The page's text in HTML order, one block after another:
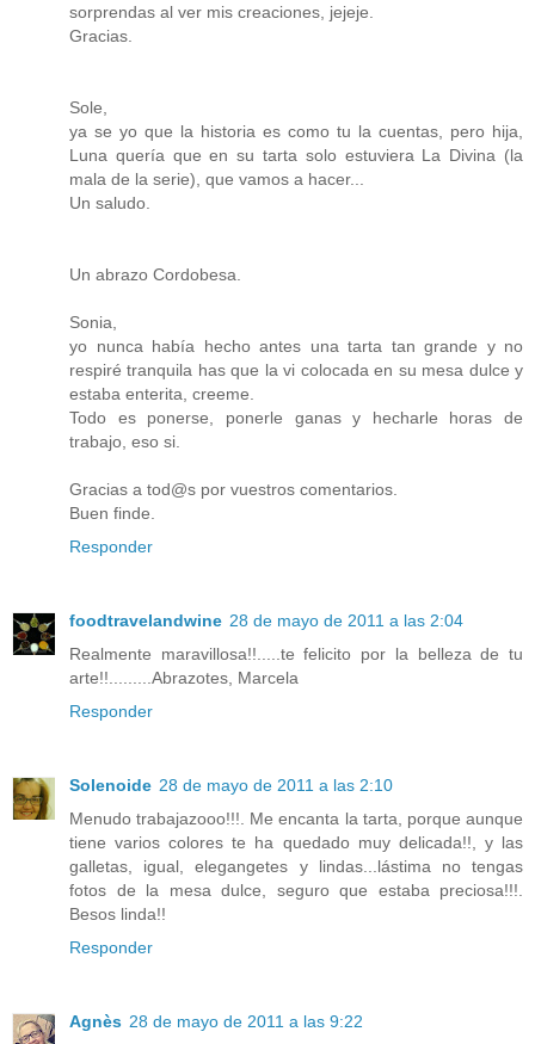
sorprendas al ver mis creaciones, jejeje.
Gracias.
Sole,
ya se yo que la historia es como tu la cuentas, pero hija,
Luna quería que en su tarta solo estuviera La Divina (la
mala de la serie), que vamos a hacer...
Un saludo.
Un abrazo Cordobesa.
Sonia,
yo nunca había hecho antes una tarta tan grande y no
respiré tranquila has que la vi colocada en su mesa dulce y
estaba enterita, creeme.
Todo es ponerse, ponerle ganas y hecharle horas de
trabajo, eso si.
Gracias a tod@s por vuestros comentarios.
Buen finde.
Responder
foodtravelandwine 28 de mayo de 2011 a las 2:04
Realmente maravillosa!!.....te felicito por la belleza de tu
arte!!.........Abrazotes, Marcela
Responder
Solenoide 28 de mayo de 2011 a las 2:10
Menudo trabajazooo!!!. Me encanta la tarta, porque aunque
tiene varios colores te ha quedado muy delicada!!, y las
galletas, igual, elegangetes y lindas...lástima no tengas
fotos de la mesa dulce, seguro que estaba preciosa!!!.
Besos linda!!
Responder
Agnès 28 de mayo de 2011 a las 9:22